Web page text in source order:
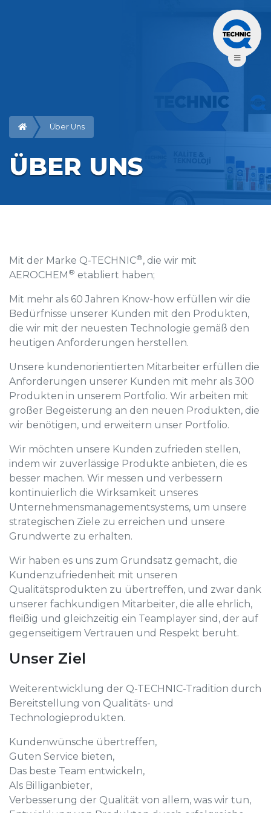
Über Uns
ÜBER UNS
Mit der Marke Q-TECHNIC®, die wir mit
AEROCHEM ® etabliert haben;
Mit mehr als 60 Jahren Know-how erfüllen wir die
Bedürfnisse unserer Kunden mit den Produkten,
die wir mit der neuesten Technologie gemäß den
heutigen Anforderungen herstellen.
Unsere kundenorientierten Mitarbeiter erfüllen die
Anforderungen unserer Kunden mit mehr als 300
Produkten in unserem Portfolio. Wir arbeiten mit
großer Begeisterung an den neuen Produkten, die
wir benötigen, und erweitern unser Portfolio.
Wir möchten unsere Kunden zufrieden stellen,
indem wir zuverlässige Produkte anbieten, die es
besser machen. Wir messen und verbessern
kontinuierlich die Wirksamkeit unseres
Unternehmensmanagementsystems, um unsere
strategischen Ziele zu erreichen und unsere
Grundwerte zu erhalten.
Wir haben es uns zum Grundsatz gemacht, die
Kundenzufriedenheit mit unseren
Qualitätsprodukten zu übertreffen, und zwar dank
unserer fachkundigen Mitarbeiter, die alle ehrlich,
fleißig und gleichzeitig ein Teamplayer sind, der auf
gegenseitigem Vertrauen und Respekt beruht.
Unser Ziel
Weiterentwicklung der Q-TECHNIC-Tradition durch
Bereitstellung von Qualitäts- und
Technologieprodukten.
Kundenwünsche übertreffen,
Guten Service bieten,
Das beste Team entwickeln,
Als Billiganbieter,
Verbesserung der Qualität von allem, was wir tun,